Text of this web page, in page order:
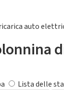
auto
Lista delle